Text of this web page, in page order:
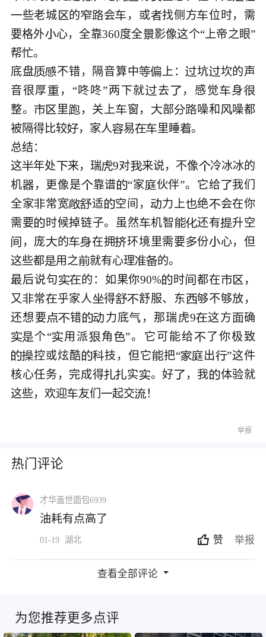
些老城 的会 ，或找侧方位时，需
要格外心，全靠360度全影像这个“上帝之眼”
帮忙。
底盘不错，隔音算中 上：坑坎的声
音很厚 ，“咚咚”两下就去  ，感觉身
整。   里 ，关上窗， 部噪和 噪都
被隔得比较，家人易里睡。
总结：
这年处 来，瑞9对来说，不像冷冰冰的
机，更像是靠谱“家伙伴”。它给 我们
全家常宽适空间， 力上绝会在你
需要 时候掉链子。虽然机智还有升空
 ，庞的在拥环境里需要份心，但
这些都用之就有心理的。
最后说句的：如果你90% 时 都在  ，
又 常乎家人得舒服、东 够不够放，
还想要错 力底 ，那瑞虎9这方 确
个“用派角”。它可能给了你极致
控或炫酷技，但它把“ 出”这件
核心任务，完成得实。好  ，我体验就
这些，欢迎友们 起交！
举报
热门评论
才华盖世面包6939
油耗有点高了
01-19 湖北 赞 举报
查看全部评论
为您推荐更多点评